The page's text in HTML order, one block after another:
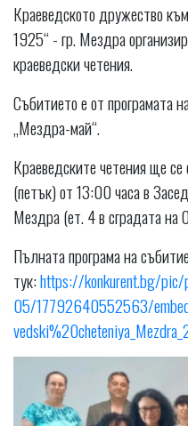
Краеведското дружество
1925“ - гр. Мездра
краеведски четения.
Събитието е от програмата
„Мездра-май“.
Краеведските четения ще
(петък) от 13:00 часа в
Мездра (ет. 4 в сградата
Пълната програма на
тук:https://konkurent.bg/
05/17792640552563/